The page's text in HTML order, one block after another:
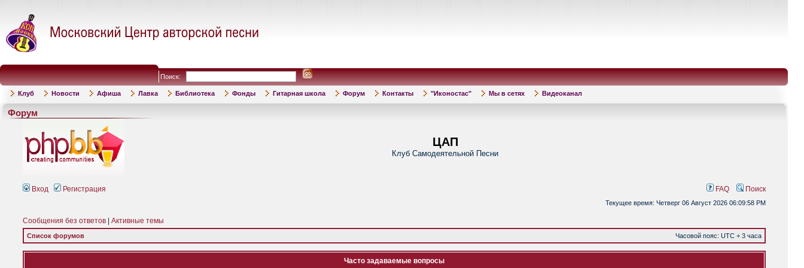
Поиск:
Клуб Новости Афиша Лавка Библиотека Фонды Гитарная школа Форум Контакты "Иконостас" Мы в сетях Видеоканал
Форум
ЦАП
Клуб Самодеятельной Песни
Вход Регистрация FAQ Поиск
Текущее время: Четверг 06 Август 2026 06:09:58 PM
Сообщения без ответов Активные темы
Список форумов Часовой пояс: UTC + 3 часа
Часто задаваемые вопросы